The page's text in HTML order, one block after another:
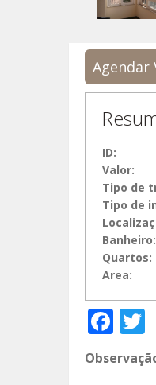
Agendar
ID:
Valor:
Tipo de
Tipo de
Banheiro:
Quartos:
Area: